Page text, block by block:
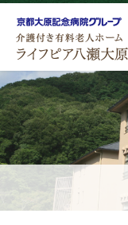
私たちの想い
ライフピアの暮らし
ライフピアの暮らし
医療・看護体制
医療看護体制